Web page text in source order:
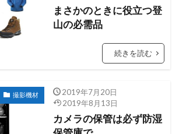
まさかのときに役立つ登
山の必需品
続きを読む
撮影機材
2019年7月20日
2019年8月13日
カメラの保管は必ず防湿